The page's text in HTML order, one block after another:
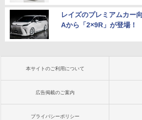
レイズのプレミアムカー
Aから「2×9R」が登場！
本サイトのご利用について
広告掲載のご案内
プライバシーポリシー